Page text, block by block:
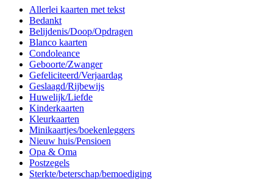
Allerlei kaarten met tekst
Bedankt
Belijdenis/Doop/Opdragen
Blanco kaarten
Condoleance
Geboorte/Zwanger
Gefeliciteerd/Verjaardag
Geslaagd/Rijbewijs
Huwelijk/Liefde
Kinderkaarten
Kleurkaarten
Minikaartjes/boekenleggers
Nieuw huis/Pensioen
Opa & Oma
Postzegels
Sterkte/beterschap/bemoediging